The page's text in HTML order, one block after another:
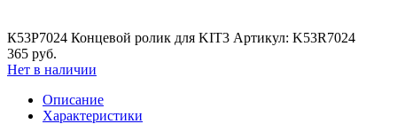
К53Р7024 Концевой ролик для KIT3 Артикул: K53R7024
365 руб.
Нет в наличии
Описание
Характеристики